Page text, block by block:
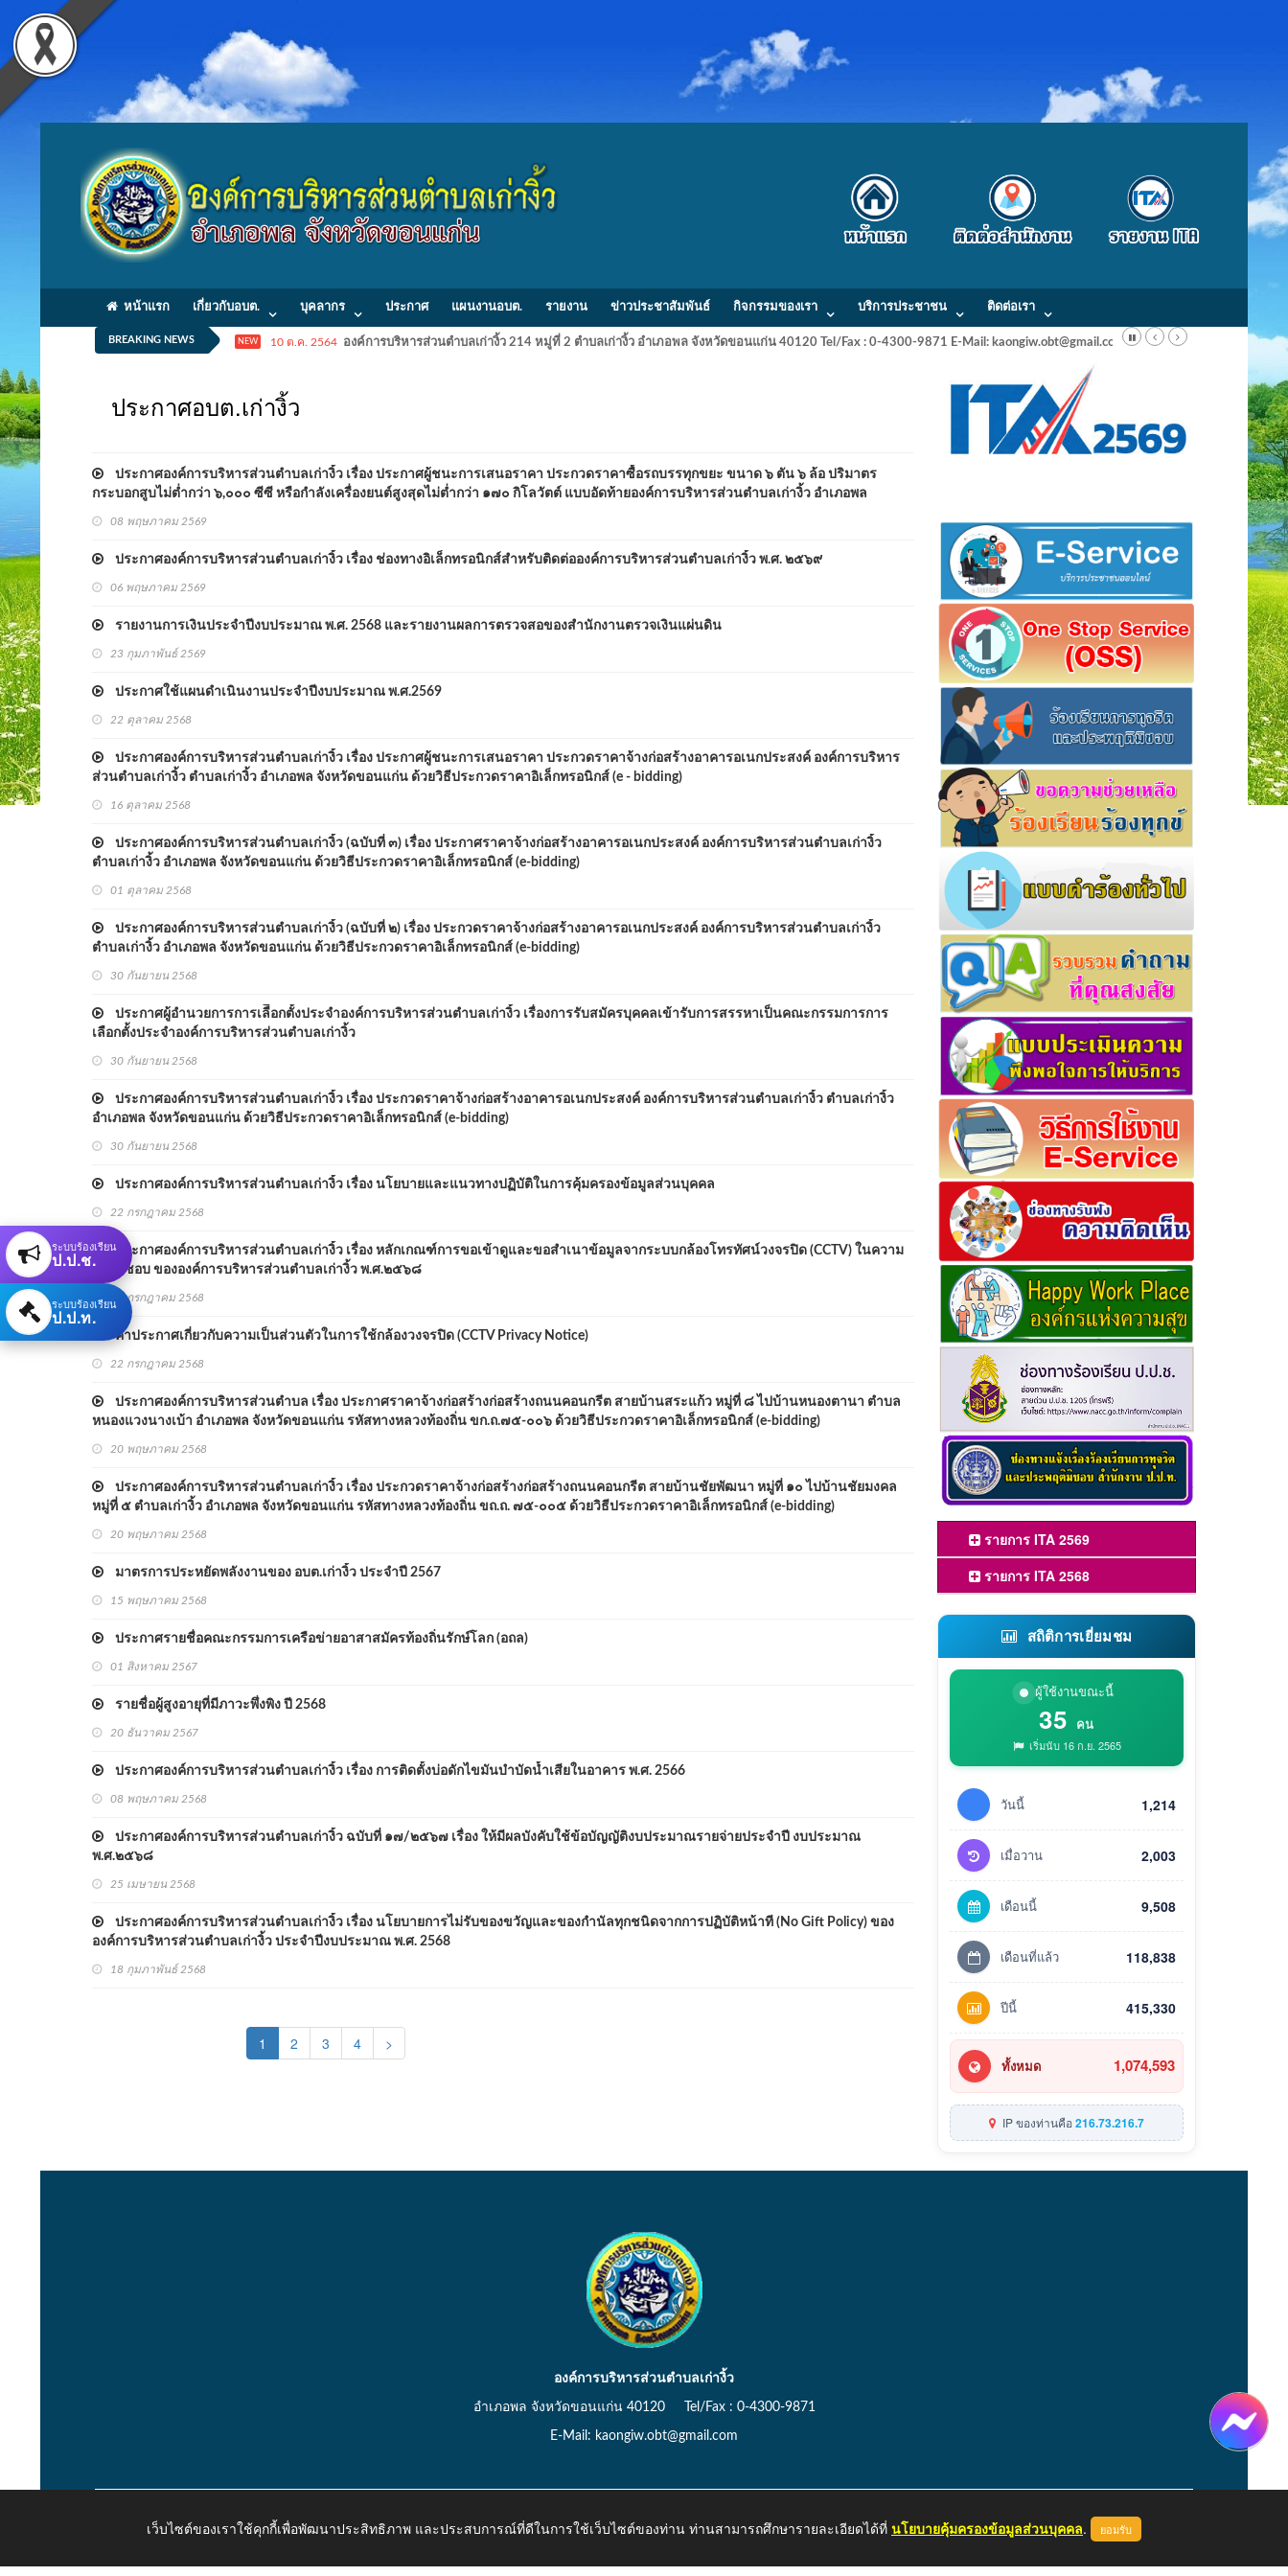
หน้าแรก เกี่ยวกับอบต. บุคลากร ประกาศ แผนงานอบต. รายงาน ข่าวประชาสัมพันธ์ กิจกรรมของเรา บริการประชาชน ติดต่อเรา
BREAKING NEWS NEW 10 ต.ค. 2564 องค์การบริหารส่วนตำบลเก่างิ้ว 214 หมู่ที่ 2 ตำบลเก่างิ้ว อำเภอพล จังหวัดขอนแก่น 40120 Tel/Fax : 0-4300-9871 E-Mail: kaongiw.obt@gmail.com
ประกาศอบต.เก่างิ้ว
ประกาศองค์การบริหารส่วนตำบลเก่างิ้ว เรื่อง ประกาศผู้ชนะการเสนอราคา ประกวดราคาซื้อรถบรรทุกขยะ ขนาด ๖ ตัน ๖ ล้อ ปริมาตร
กระบอกสูบไม่ต่ำกว่า ๖,๐๐๐ ซีซี หรือกำลังเครื่องยนต์สูงสุดไม่ต่ำกว่า ๑๗๐ กิโลวัตต์ แบบอัดท้ายองค์การบริหารส่วนตำบลเก่างิ้ว อำเภอพล
08 พฤษภาคม 2569
ประกาศองค์การบริหารส่วนตำบลเก่างิ้ว เรื่อง ช่องทางอิเล็กทรอนิกส์สำหรับติดต่อองค์การบริหารส่วนตำบลเก่างิ้ว พ.ศ. ๒๕๖๙
06 พฤษภาคม 2569
รายงานการเงินประจำปีงบประมาณ พ.ศ. 2568 และรายงานผลการตรวจสอของสำนักงานตรวจเงินแผ่นดิน
23 กุมภาพันธ์ 2569
ประกาศใช้แผนดำเนินงานประจำปีงบประมาณ พ.ศ.2569
22 ตุลาคม 2568
ประกาศองค์การบริหารส่วนตำบลเก่างิ้ว เรื่อง ประกาศผู้ชนะการเสนอราคา ประกวดราคาจ้างก่อสร้างอาคารอเนกประสงค์ องค์การบริหาร
ส่วนตำบลเก่างิ้ว ตำบลเก่างิ้ว อำเภอพล จังหวัดขอนแก่น ด้วยวิธีประกวดราคาอิเล็กทรอนิกส์ (e - bidding)
16 ตุลาคม 2568
ประกาศองค์การบริหารส่วนตำบลเก่างิ้ว (ฉบับที่ ๓) เรื่อง ประกาศราคาจ้างก่อสร้างอาคารอเนกประสงค์ องค์การบริหารส่วนตำบลเก่างิ้ว
ตำบลเก่างิ้ว อำเภอพล จังหวัดขอนแก่น ด้วยวิธีประกวดราคาอิเล็กทรอนิกส์ (e-bidding)
01 ตุลาคม 2568
ประกาศองค์การบริหารส่วนตำบลเก่างิ้ว (ฉบับที่ ๒) เรื่อง ประกวดราคาจ้างก่อสร้างอาคารอเนกประสงค์ องค์การบริหารส่วนตำบลเก่างิ้ว
ตำบลเก่างิ้ว อำเภอพล จังหวัดขอนแก่น ด้วยวิธีประกวดราคาอิเล็กทรอนิกส์ (e-bidding)
30 กันยายน 2568
ประกาศผู้อำนวยการการเลืือกตั้งประจำองค์การบริหารส่วนตำบลเก่างิ้ว เรื่องการรับสมัครบุคคลเข้ารับการสรรหาเป็นคณะกรรมการการ
เลือกตั้งประจำองค์การบริหารส่วนตำบลเก่างิ้ว
30 กันยายน 2568
ประกาศองค์การบริหารส่วนตำบลเก่างิ้ว เรื่อง ประกวดราคาจ้างก่อสร้างอาคารอเนกประสงค์ องค์การบริหารส่วนตำบลเก่างิ้ว ตำบลเก่างิ้ว
อำเภอพล จังหวัดขอนแก่น ด้วยวิธีประกวดราคาอิเล็กทรอนิกส์ (e-bidding)
30 กันยายน 2568
ประกาศองค์การบริหารส่วนตำบลเก่างิ้ว เรื่อง นโยบายและแนวทางปฏิบัติในการคุ้มครองข้อมูลส่วนบุคคล
22 กรกฎาคม 2568
ประกาศองค์การบริหารส่วนตำบลเก่างิ้ว เรื่อง หลักเกณฑ์การขอเข้าดูและขอสำเนาข้อมูลจากระบบกล้องโทรทัศน์วงจรปิด (CCTV) ในความ
รับผิดชอบ ขององค์การบริหารส่วนตำบลเก่างิ้ว พ.ศ.๒๕๖๘
22 กรกฎาคม 2568
คำประกาศเกี่ยวกับความเป็นส่วนตัวในการใช้กล้องวงจรปิด (CCTV Privacy Notice)
22 กรกฎาคม 2568
ประกาศองค์การบริหารส่วนตำบล เรื่อง ประกาศราคาจ้างก่อสร้างก่อสร้างถนนคอนกรีต สายบ้านสระแก้ว หมู่ที่ ๘ ไปบ้านหนองตานา ตำบล
หนองแวงนางเบ้า อำเภอพล จังหวัดขอนแก่น รหัสทางหลวงท้องถิ่น ขก.ถ.๗๕-๐๐๖ ด้วยวิธีประกวดราคาอิเล็กทรอนิกส์ (e-bidding)
20 พฤษภาคม 2568
ประกาศองค์การบริหารส่วนตำบลเก่างิ้ว เรื่อง ประกวดราคาจ้างก่อสร้างก่อสร้างถนนคอนกรีต สายบ้านชัยพัฒนา หมู่ที่ ๑๐ ไปบ้านชัยมงคล
หมู่ที่ ๕ ตำบลเก่างิ้ว อำเภอพล จังหวัดขอนแก่น รหัสทางหลวงท้องถิ่น ขถ.ถ. ๗๕-๐๐๕ ด้วยวิธีประกวดราคาอิเล็กทรอนิกส์ (e-bidding)
20 พฤษภาคม 2568
มาตรการประหยัดพลังงานของ อบต.เก่างิ้ว ประจำปี 2567
15 พฤษภาคม 2568
ประกาศรายชื่อคณะกรรมการเครือข่ายอาสาสมัครท้องถิ่นรักษ์โลก (อถล)
01 สิงหาคม 2567
รายชื่อผู้สูงอายุที่มีภาวะพึ่งพิง ปี 2568
20 ธันวาคม 2567
ประกาศองค์การบริหารส่วนตำบลเก่างิ้ว เรื่อง การติดตั้งบ่อดักไขมันบำบัดน้ำเสียในอาคาร พ.ศ. 2566
08 พฤษภาคม 2568
ประกาศองค์การบริหารส่วนตำบลเก่างิ้ว ฉบับที่ ๑๗/๒๕๖๗ เรื่อง ให้มีผลบังคับใช้ข้อบัญญัติงบประมาณรายจ่ายประจำปี งบประมาณ
พ.ศ.๒๕๖๘
25 เมษายน 2568
ประกาศองค์การบริหารส่วนตำบลเก่างิ้ว เรื่อง นโยบายการไม่รับของขวัญและของกำนัลทุกชนิดจากการปฏิบัติหน้าที (No Gift Policy) ของ
องค์การบริหารส่วนตำบลเก่างิ้ว ประจำปีงบประมาณ พ.ศ. 2568
18 กุมภาพันธ์ 2568
1 (current)
2 3 4 >
รายการ ITA 2569
รายการ ITA 2568
สถิติการเยี่ยมชม
ผู้ใช้งานขณะนี้
35 คน
เริ่มนับ 16 ก.ย. 2565
วันนี้ 1,214
เมื่อวาน 2,003
เดือนนี้ 9,508
เดือนที่แล้ว 118,838
ปีนี้ 415,330
ทั้งหมด 1,074,593
IP ของท่านคือ216.73.216.7
ระบบร้องเรียน
ป.ป.ช.
ระบบร้องเรียน
ป.ป.ท.
องค์การบริหารส่วนตำบลเก่างิ้ว
อำเภอพล จังหวัดขอนแก่น 40120 Tel/Fax : 0-4300-9871
E-Mail: kaongiw.obt@gmail.com
Copyright © 2026 All Right Resive http://www.kaongiw.go.th หน้าแรก ผู้ดูแลระบบ
เว็บไซต์ของเราใช้คุกกี้เพื่อพัฒนาประสิทธิภาพ และประสบการณ์ที่ดีในการใช้เว็บไซต์ของท่าน ท่านสามารถศึกษารายละเอียดได้ที่ นโยบายคุ้มครองข้อมูลส่วนบุคคล. ยอมรับ